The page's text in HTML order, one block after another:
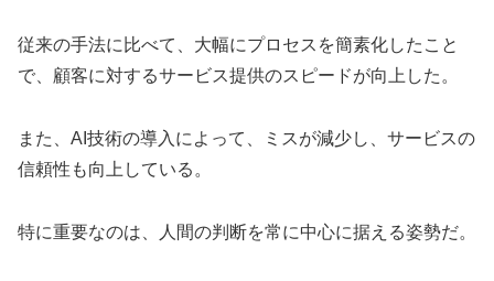
従来の手法に比べて、大幅にプロセスを簡素化したこと
で、顧客に対するサービス提供のスピードが向上した。
また、AI技術の導入によって、ミスが減少し、サービスの
信頼性も向上している。
特に重要なのは、人間の判断を常に中心に据える姿勢だ。